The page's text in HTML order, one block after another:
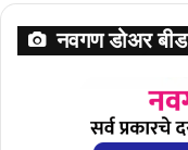
नवगण डोअर